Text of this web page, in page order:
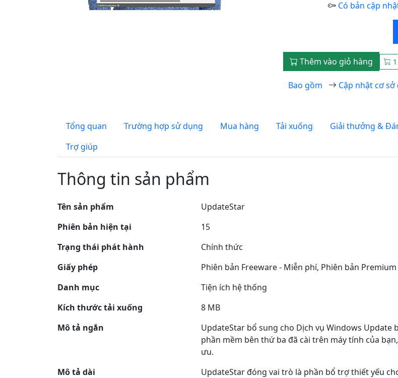
Có bản cập
Thêm vào giỏ hàng
Bao gồm Cập nhật cơ
Tổng quan Trường hợp sử dụng Mua hàng Tải xuống Giải thưởng &
Trợ giúp
Thông tin sản phẩm
Tên sản phẩm
UpdateStar
Phiên bản hiện tại
15
Trạng thái phát hành
Chính thức
Giấy phép
Phiên bản Freeware - Miễn phí, Phiên bản
Danh mục
Tiện ích hệ thống
Kích thước tải xuống
8 MB
Mô tả ngắn
UpdateStar bổ sung cho Dịch vụ Windows
phần mềm bên thứ ba đã cài trên máy tính của
ưu.
Mô tả dài
UpdateStar đóng vai trò là phần bổ trợ thiết yếu